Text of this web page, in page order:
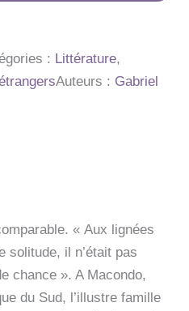
: Littérature,
Auteurs : Gabriel
« Aux lignées
solitude, il n’était pas
chance ». A Macondo,
du Sud, l’illustre famille